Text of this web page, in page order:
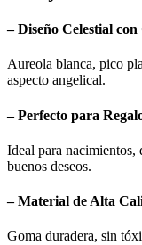
– Diseño Celestial
Aureola blanca, pico
aspecto angelical.
– Perfecto para
Ideal para nacimientos,
buenos deseos.
– Material de Alta
Goma duradera, sin